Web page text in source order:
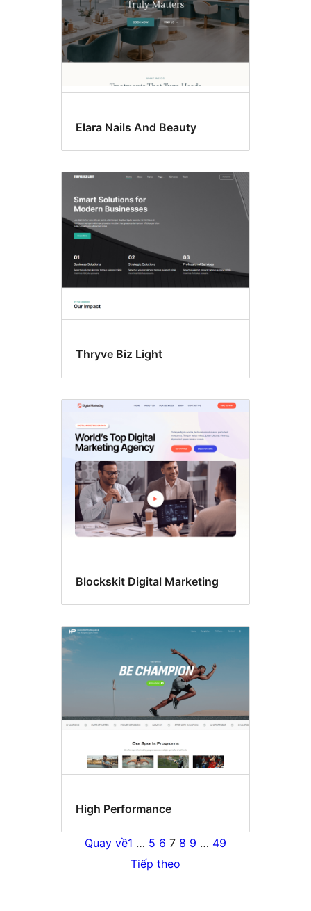
Elara Nails And Beauty
Thryve Biz Light
Blockskit Digital Marketing
High Performance
Quay về1 … 5 6 7 8 9 … 49
Tiếp theo